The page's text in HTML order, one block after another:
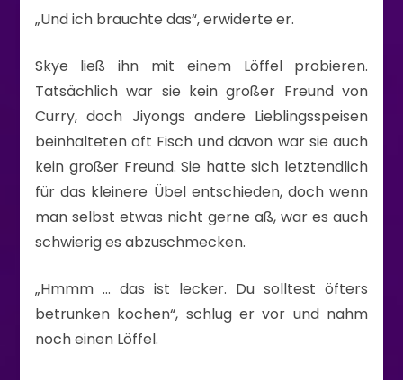
„Und ich brauchte das“, erwiderte er.
Skye ließ ihn mit einem Löffel probieren.
Tatsächlich war sie kein großer Freund von
Curry, doch Jiyongs andere Lieblingsspeisen
beinhalteten oft Fisch und davon war sie auch
kein großer Freund. Sie hatte sich letztendlich
für das kleinere Übel entschieden, doch wenn
man selbst etwas nicht gerne aß, war es auch
schwierig es abzuschmecken.
„Hmmm … das ist lecker. Du solltest öfters
betrunken kochen“, schlug er vor und nahm
noch einen Löffel.